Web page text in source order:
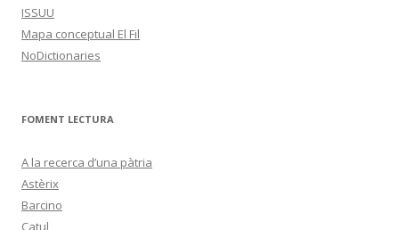
ISSUU
Mapa conceptual El Fil
NoDictionaries
FOMENT LECTURA
A la recerca d’una pàtria
Astèrix
Barcino
Catul